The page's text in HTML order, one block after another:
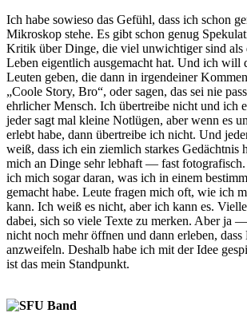
Ich habe sowieso das Gefühl, dass ich schon
Mikroskop stehe. Es gibt schon genug
Kritik über Dinge, die viel unwichtiger sind als
Leben eigentlich ausgemacht hat. Und ich will
Leuten geben, die dann in irgendeiner
„Coole Story, Bro“, oder sagen, das sei nie
ehrlicher Mensch. Ich übertreibe nicht und ich
jeder sagt mal kleine Notlügen, aber wenn es
erlebt habe, dann übertreibe ich nicht. Und
weiß, dass ich ein ziemlich starkes Gedächtnis
mich an Dinge sehr lebhaft — fast
ich mich sogar daran, was ich in einem
gemacht habe. Leute fragen mich oft, wie ich
kann. Ich weiß es nicht, aber ich kann es.
dabei, sich so viele Texte zu merken. Aber ja
nicht noch mehr öffnen und dann erleben, dass
anzweifeln. Deshalb habe ich mit der Idee
ist das mein Standpunkt.